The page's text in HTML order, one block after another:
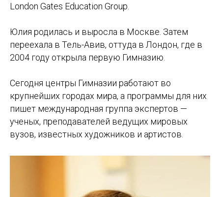
London Gates Education Group.
Юлия родилась и выросла в Москве. Затем
переехала в Тель-Авив, оттуда в Лондон, где в
2004 году открыла первую Гимназию.
Сегодня центры Гимназии работают во
крупнейших городах мира, а программы для них
пишет международная группа экспертов —
ученых, преподавателей ведущих мировых
вузов, известных художников и артистов.